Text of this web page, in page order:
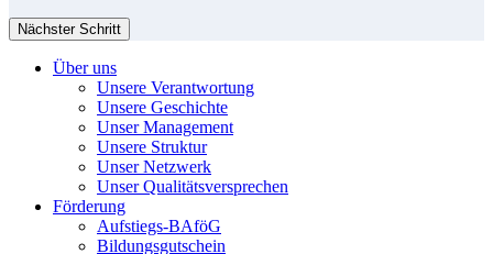
Nächster Schritt
Über uns
Unsere Verantwortung
Unsere Geschichte
Unser Management
Unsere Struktur
Unser Netzwerk
Unser Qualitätsversprechen
Förderung
Aufstiegs-BAföG
Bildungsgutschein